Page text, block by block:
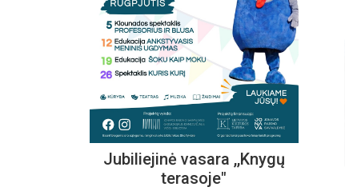
Jubiliejinė vasara ,,Knygų
terasoje"